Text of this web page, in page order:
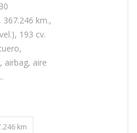
367.246 km.,
193 cv.
airbag, aire
km